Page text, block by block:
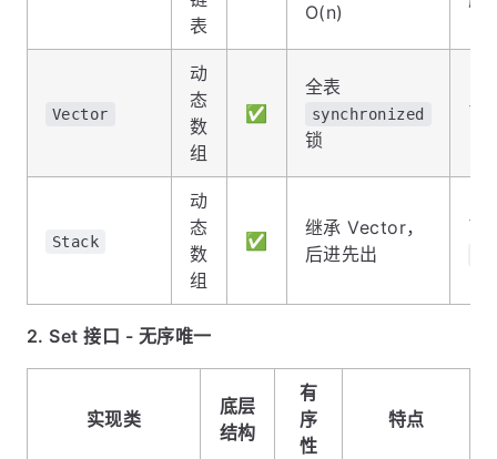
表
O(n)
Vector
动
态
数
组
✅
全表
synchronized
锁
已
Stack
动
态
数
组
✅
继承 Vector，
后进先出
已
2. Set 接口 - 无序唯一
实现类
底层
结构
有
序
性
特点